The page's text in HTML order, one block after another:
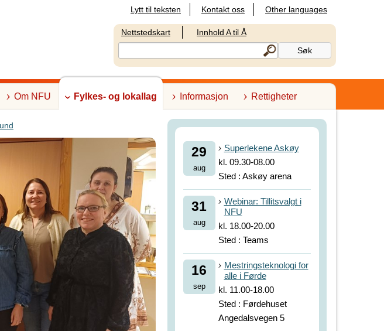
Lytt til teksten Kontakt oss Other languages
Nettstedskart Innhold A til Å
Om NFU Fylkes- og lokallag Informasjon Rettigheter
29
aug
Superlekene Askøy
kl. 09.30-08.00
Sted : Askøy arena
31
aug
Webinar: Tillitsvalgt i
NFU
kl. 18.00-20.00
Sted : Teams
16
sep
Mestringsteknologi for
alle i Førde
kl. 11.00-18.00
Sted : Førdehuset
Angedalsvegen 5